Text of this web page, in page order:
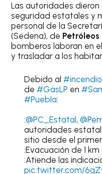
Las autoridades
seguridad estatales y
personal de la
(Sedena), de
bomberos laboran en
y trasladar a los
Debido al #incendio
de #GasLP en
#Puebla:
:@PC_Estatal,
autoridades
sitio desde el
:Evacuación de 1
:Atiende las
pic.twitter.com/